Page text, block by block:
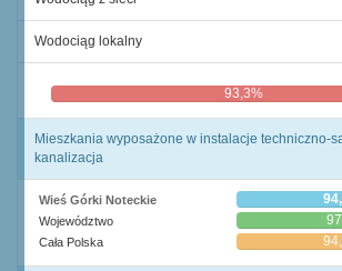
Wodociąg lokalny
93,3%
Mieszkania wyposażone w instalacje techniczno-
kanalizacja
Wieś Górki Noteckie
Województwo
Cała Polska